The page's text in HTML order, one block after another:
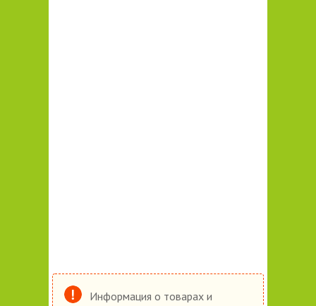
Информация о товарах и